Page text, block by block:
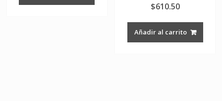
$610.50
Añadir al carrito